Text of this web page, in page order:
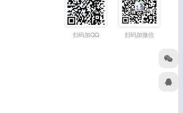
扫码加QQ 扫码加微信